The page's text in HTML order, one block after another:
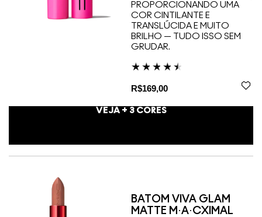
PROPORCIONANDO UMA
COR CINTILANTE E
TRANSLÚCIDA E MUITO
BRILHO — TUDO ISSO SEM
GRUDAR.
R$169,00
VEJA + 3CORES
BATOM VIVA GLAM
MATTE M·A·CXIMAL